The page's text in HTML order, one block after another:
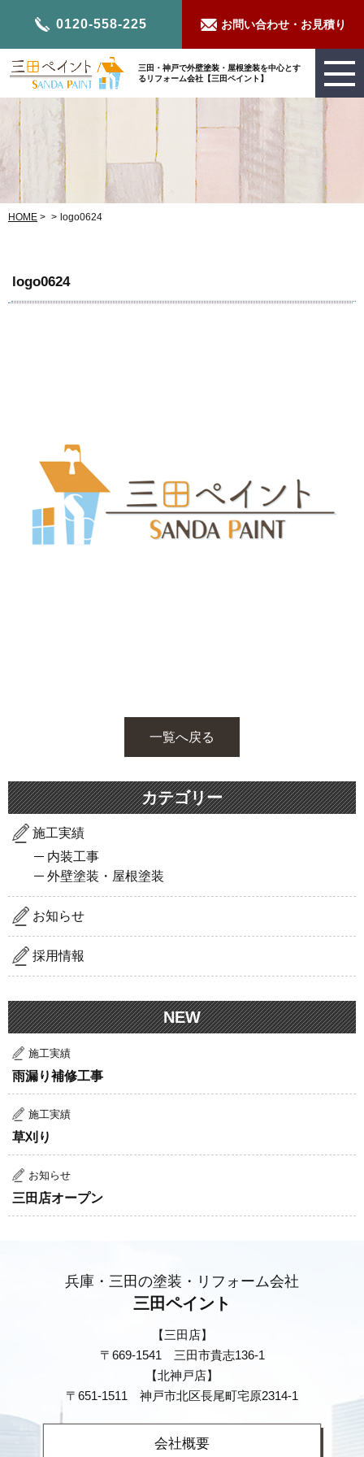
三田・神戸で外壁塗装・屋根塗装を中心とす
るリフォーム会社【三田ペイント】
0120-558-225 お問い合わせ・お見積り
HOME > > logo0624
logo0624
一覧へ戻る
カテゴリー
施工実績
内装工事
外壁塗装・屋根塗装
お知らせ
採用情報
NEW
施工実績
雨漏り補修工事
施工実績
草刈り
お知らせ
三田店オープン
兵庫・三田の塗装・リフォーム会社
三田ペイント
【三田店】
〒669-1541 三田市貴志136-1
【北神戸店】
〒651-1511 神戸市北区長尾町宅原2314-1
会社概要